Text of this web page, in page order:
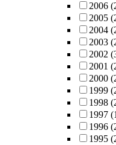
2006
2005
2004
2003
2002
2001
2000
1999
1998
1997
1996
1995